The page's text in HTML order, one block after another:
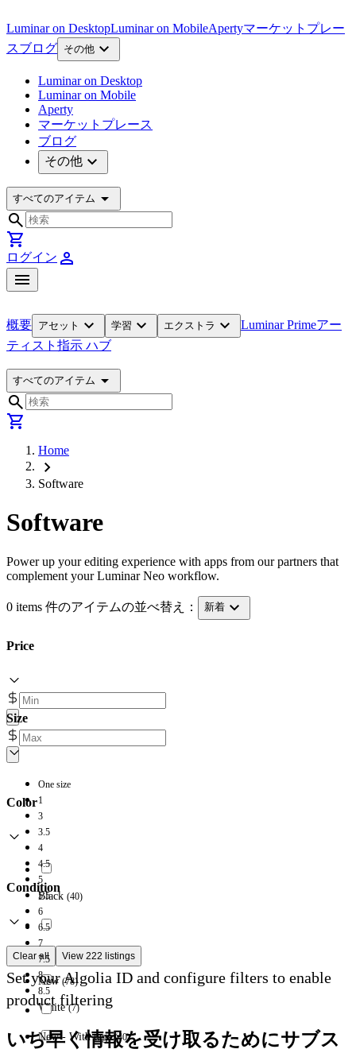
Luminar on DesktopLuminar on MobileApertyマーケットプレー
スブログ その他 expand_more
Luminar on Desktop
Luminar on Mobile
Aperty
マーケットプレース
ブログ
その他 expand_more
すべてのアイテム arrow_drop_down
search
shopping_cart
ログイン person
menu
概要 アセット expand_more 学習 expand_more エクストラ expand_more Luminar Primeアー
ティスト 指示 ハブ
すべてのアイテム arrow_drop_down
search
shopping_cart
Home
chevron_right
Software
Software
Power up your editing experience with apps from our partners that
complement your Luminar Neo workflow.
0 items 件のアイテムの並べ替え： 新着 expand_more
Price
Size
One size
1
3
3.5
4
4.5
5
5.5
6
6.5
7
7.5
8
8.5
Color
Black (40)
Grey (78)
White (7)
Condition
New (78)
New - With tags (40)
Clear all View 222 listings
Set your Algolia ID and configure filters to enable
product filtering
いち早く情報を受け取るためにサブス